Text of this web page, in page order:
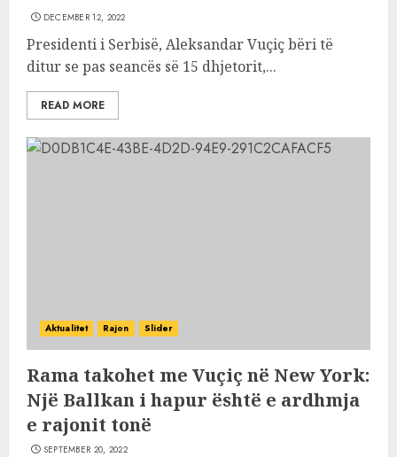
DECEMBER 12, 2022
Presidenti i Serbisë, Aleksandar Vuçiç bëri të
ditur se pas seancës së 15 dhjetorit,...
READ MORE
Aktualitet Rajon Slider
Rama takohet me Vuçiç në New York:
Një Ballkan i hapur është e ardhmja
e rajonit tonë
SEPTEMBER 20, 2022